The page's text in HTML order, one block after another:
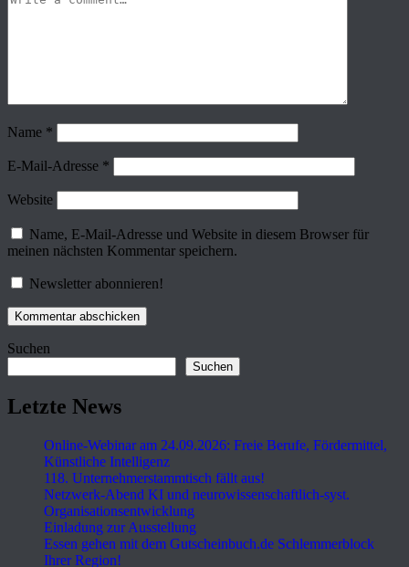
Name *
E-Mail-Adresse *
Website
Name, E-Mail-Adresse und Website in diesem Browser für
meinen nächsten Kommentar speichern.
Newsletter abonnieren!
Suchen
Suchen
Letzte News
Online-Webinar am 24.09.2026: Freie Berufe, Fördermittel,
Künstliche Intelligenz
118. Unternehmerstammtisch fällt aus!
Netzwerk-Abend KI und neurowissenschaftlich-syst.
Organisationsentwicklung
Einladung zur Ausstellung
Essen gehen mit dem Gutscheinbuch.de Schlemmerblock
Ihrer Region!